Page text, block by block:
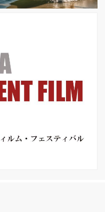
などの難易度の高い撮